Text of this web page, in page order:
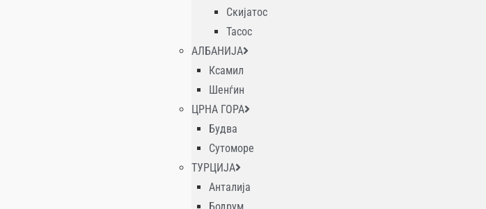
Скијатос
Тасос
АЛБАНИЈА
Ксамил
Шенѓин
ЦРНА ГОРА
Будва
Сутоморе
ТУРЦИЈА
Анталија